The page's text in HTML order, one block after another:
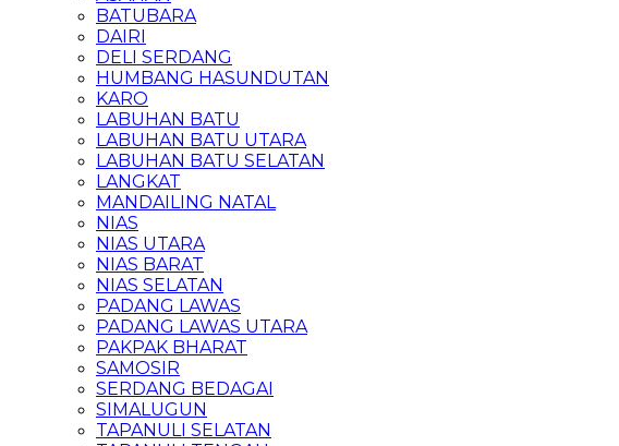
BATUBARA
DAIRI
DELI SERDANG
HUMBANG HASUNDUTAN
KARO
LABUHAN BATU
LABUHAN BATU UTARA
LABUHAN BATU SELATAN
LANGKAT
MANDAILING NATAL
NIAS
NIAS UTARA
NIAS BARAT
NIAS SELATAN
PADANG LAWAS
PADANG LAWAS UTARA
PAKPAK BHARAT
SAMOSIR
SERDANG BEDAGAI
SIMALUGUN
TAPANULI SELATAN